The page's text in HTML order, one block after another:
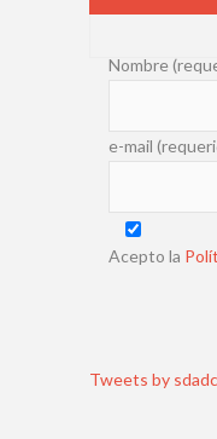
Nombre
e-mail
Acepto la
Tweets by